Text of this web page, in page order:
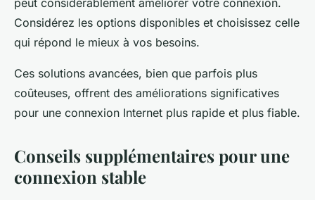
peut considérablement améliorer votre connexion.
Considérez les options disponibles et choisissez celle
qui répond le mieux à vos besoins.
Ces solutions avancées, bien que parfois plus
coûteuses, offrent des améliorations significatives
pour une connexion Internet plus rapide et plus fiable.
Conseils supplémentaires pour une
connexion stable